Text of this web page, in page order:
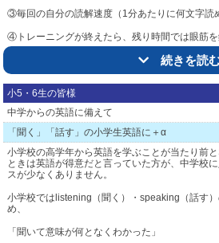
③毎回の自分の読解速度（1分あたりに何文字読
④トレーニングが終えたら、残り時間では眼筋
（ゲームなので楽しく眼筋を鍛えられます）
⑤少なくとも3ヶ月は継続する
（効果が出るまでは定期的な継続を）
ご興味をお持ちになられた方は、まずは体験を
8551）。
※体験授業だけは操作説明等もあるため教室での
続きを読
小5・6生の皆様
中学からの英語に備えて
「聞く」「話す」の小学生英語に＋α
小学校の高学年から英語を学ぶことが当たり前と
ときは英語が得意だと言っていた方が、中学校
スが少なくありません。
小学校ではlistening（聞く）・speaking（話す
め、
「聞いて意味が何となくわかった」